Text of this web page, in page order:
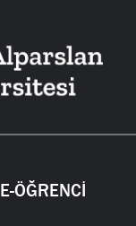
E-ÖĞRENCİ